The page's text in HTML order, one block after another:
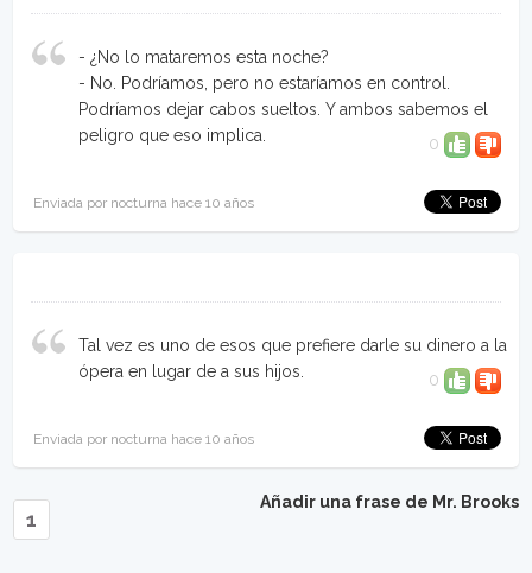
- ¿No lo mataremos esta noche?
- No. Podríamos, pero no estaríamos en control.
Podríamos dejar cabos sueltos. Y ambos sabemos el
peligro que eso implica.
0
Enviada por nocturna hace 10 años
Tal vez es uno de esos que prefiere darle su dinero a la
ópera en lugar de a sus hijos.
0
Enviada por nocturna hace 10 años
Añadir una frase de Mr. Brooks
1